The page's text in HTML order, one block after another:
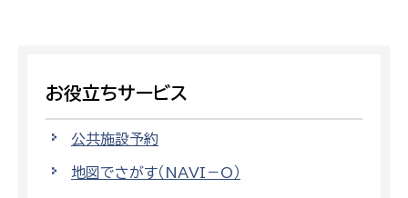
お役立ちサービス
公共施設予約
地図でさがす（NAVI－O）